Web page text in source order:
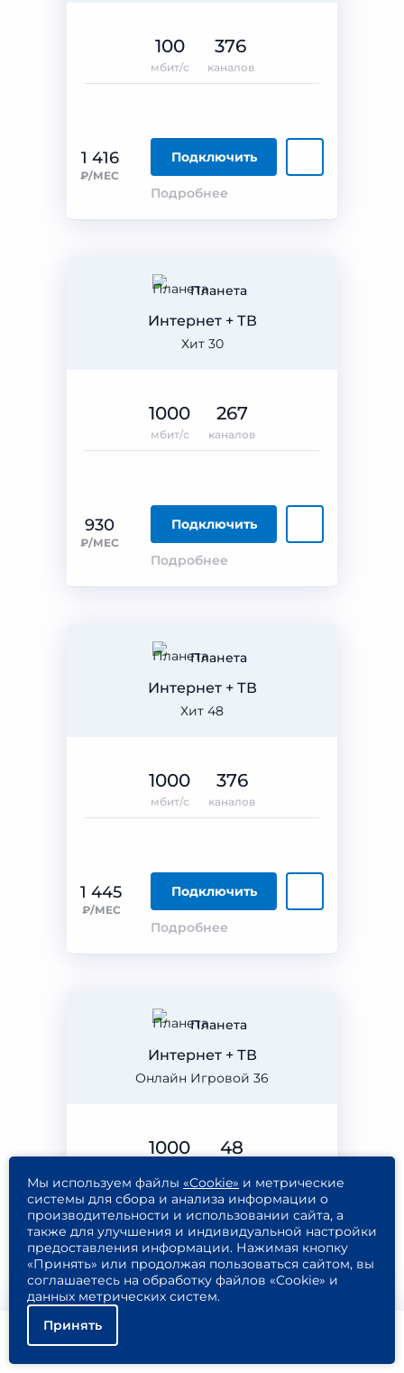
1 416
₽/МЕС
Подключить
Подробнее
100
мбит/с
376
каналов
Планета
Хит 30
Интернет + ТВ
930
₽/МЕС
Подключить
Подробнее
1000
мбит/с
267
каналов
Планета
Хит 48
Интернет + ТВ
1 445
₽/МЕС
Подключить
Подробнее
1000
мбит/с
376
каналов
Планета
Онлайн Игровой 36
Интернет + ТВ
1 095
₽/МЕС
Подключить
Подробнее
1000 48
Мы используем файлы «Cookie» и метрические
системы для сбора и анализа информации о
производительности и использовании сайта, а
также для улучшения и индивидуальной настройки
предоставления информации. Нажимая кнопку
«Принять» или продолжая пользоваться сайтом, вы
соглашаетесь на обработку файлов «Cookie» и
данных метрических систем.
Принять